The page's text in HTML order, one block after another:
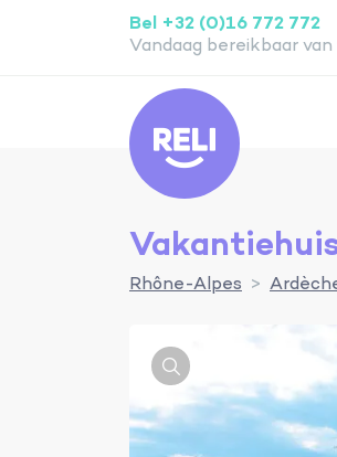
Reli
Bel +32 (0)16 772 772
Vandaag bereikbaar
Rhône-Alpes